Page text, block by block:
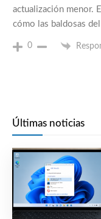
actualización menor.
cómo las baldosas
0
Últimas noticias